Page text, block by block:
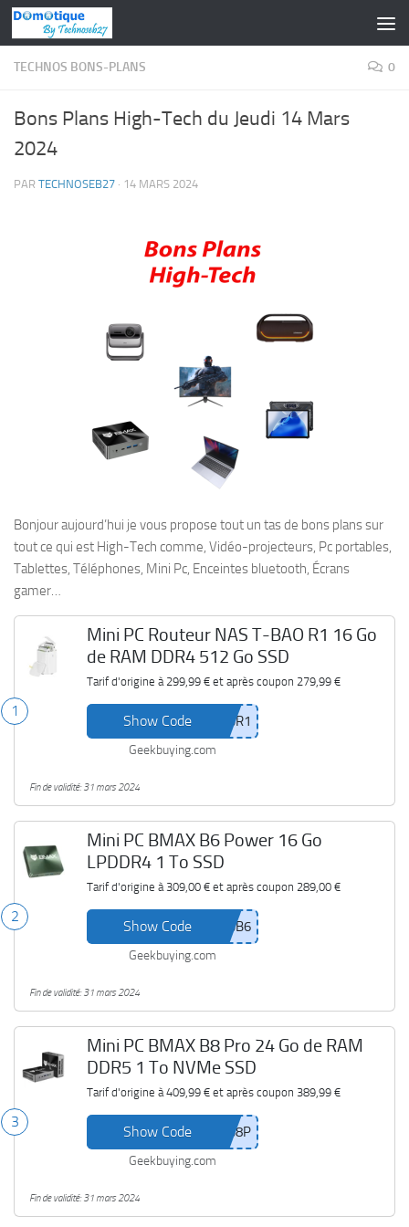
Skip to content
TECHNOS BONS-PLANS 0
Bons Plans High-Tech du Jeudi 14 Mars
2024
PAR TECHNOSEB27 · 14 MARS 2024
Bonjour aujourd’hui je vous propose tout un tas de bons plans sur
tout ce qui est High-Tech comme, Vidéo-projecteurs, Pc portables,
Tablettes, Téléphones, Mini Pc, Enceintes bluetooth, Écrans
gamer…
1
Mini PC Routeur NAS T-BAO R1 16 Go
de RAM DDR4 512 Go SSD
Tarif d'origine à 299,99 €et après coupon 279,99 €
Show Code
Geekbuying.com
Fin de validité: 31 mars 2024
2
Mini PC BMAX B6 Power 16 Go
LPDDR4 1 To SSD
Tarif d'origine à 309,00 €et après coupon 289,00 €
Show Code
Geekbuying.com
Fin de validité: 31 mars 2024
3
Mini PC BMAX B8 Pro 24 Go de RAM
DDR5 1 To NVMe SSD
Tarif d'origine à409,99 €et après coupon 389,99 €
Show Code
Geekbuying.com
Fin de validité: 31 mars 2024